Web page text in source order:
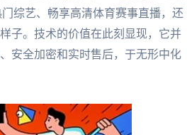
综艺、畅享高清体育赛事直播，还
子。技术的价值在此刻显现，它并
安全加密和实时售后，于无形中化